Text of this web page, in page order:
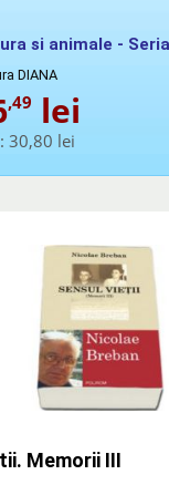
si animale -
DIANA
,49 lei
30,80 lei
Memorii III